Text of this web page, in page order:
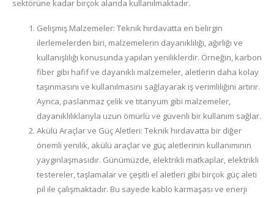
sektörüne kadar birçok alanda kullanılmaktadır.
Gelişmiş Malzemeler: Teknik hırdavatta en belirgin
ilerlemelerden biri, malzemelerin dayanıklılığı, ağırlığı ve
kullanışlılığı konusunda yapılan yeniliklerdir. Örneğin, karbon
fiber gibi hafif ve dayanıklı malzemeler, aletlerin daha kolay
taşınmasını ve kullanılmasını sağlayarak iş verimliliğini artırır.
Ayrıca, paslanmaz çelik ve titanyum gibi malzemeler,
dayanıklılıklarıyla uzun ömürlü ve güvenli bir kullanım sağlar.
Akülü Araçlar ve Güç Aletleri: Teknik hırdavatta bir diğer
önemli yenilik, akülü araçlar ve güç aletlerinin kullanımının
yaygınlaşmasıdır. Günümüzde, elektrikli matkaplar, elektrikli
testereler, taşlamalar ve çeşitli el aletleri gibi birçok güç aleti
pil ile çalışmaktadır. Bu sayede kablo karmaşası ve enerji